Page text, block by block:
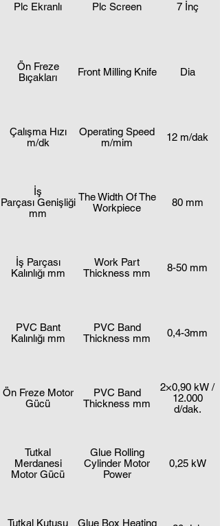
Plc Ekranlı Plc Screen 7 İnç
Ön Freze
Bıçakları
Front Milling Knife Dia
Çalışma Hızı
m/dk
Operating Speed
m/mim
12 m/dak
İş
Parçası Genişliği
mm
The Width Of The
Workpiece
80 mm
İş Parçası
Kalınlığı mm
Work Part
Thickness mm
8-50 mm
PVC Bant
Kalınlığı mm
PVC Band
Thickness mm
0,4-3mm
Ön Freze Motor
Gücü
PVC Band
Thickness mm
2×0,90 kW /
12.000
d/dak.
Tutkal
Merdanesi
Motor Gücü
Glue Rolling
Cylinder Motor
Power
0,25 kW
Tutkal Kutusu Glue Box Heating